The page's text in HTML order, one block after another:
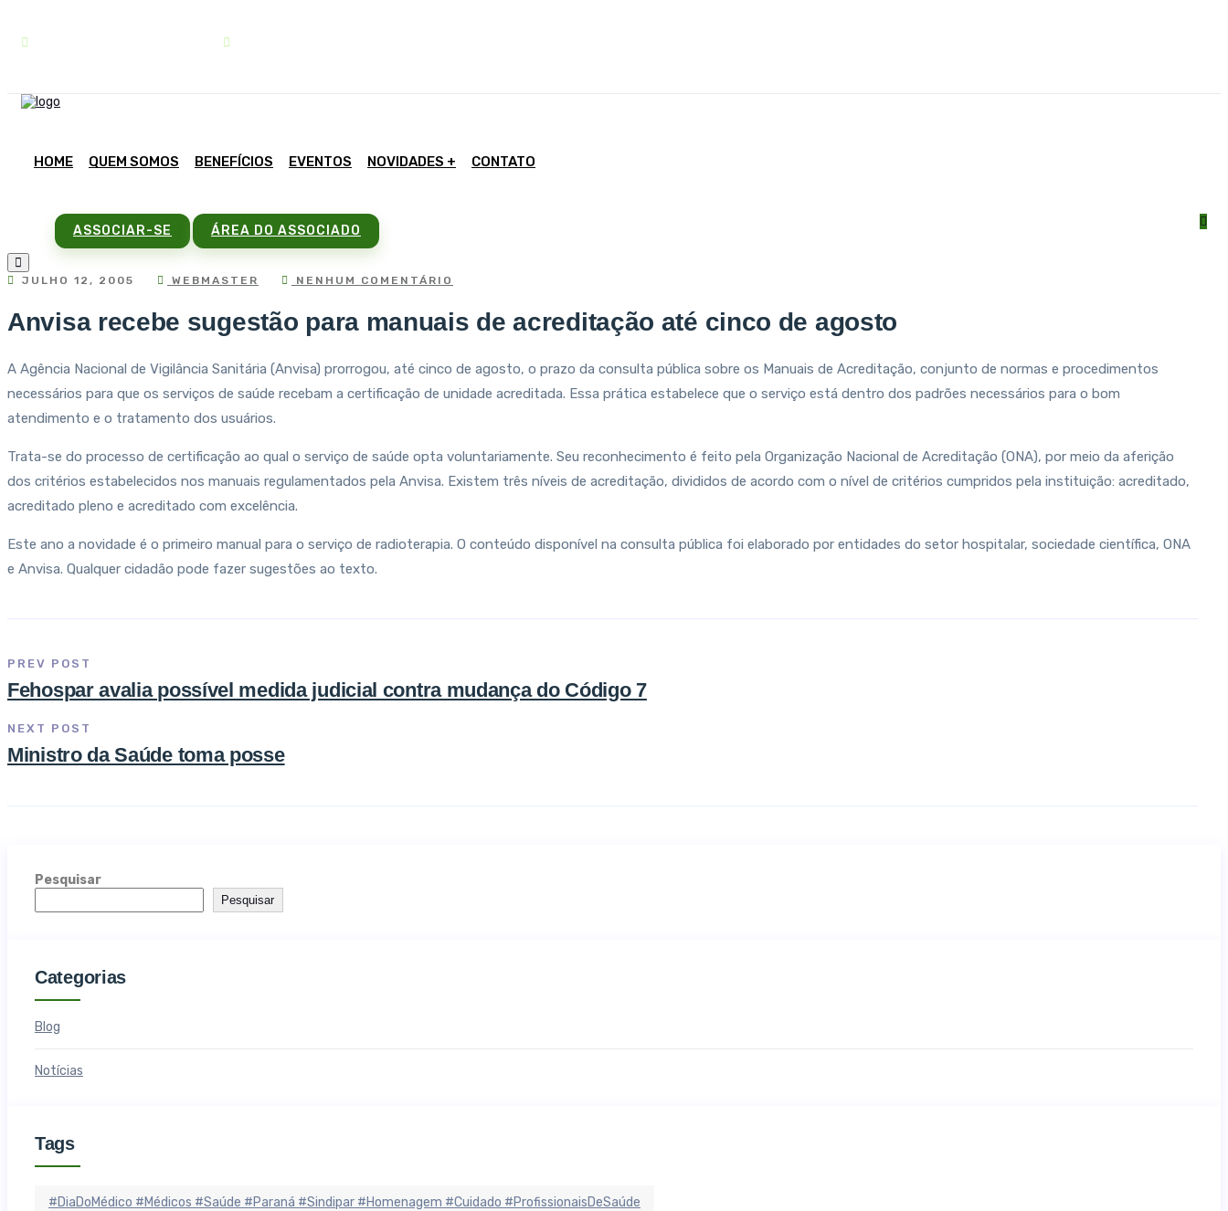
HOME QUEM SOMOS BENEFÍCIOS EVENTOS NOVIDADES CONTATO
ASSOCIAR-SE ÁREA DO ASSOCIADO
JULHO 12, 2005 WEBMASTER NENHUM COMENTÁRIO
Anvisa recebe sugestão para manuais de acreditação até cinco de agosto
A Agência Nacional de Vigilância Sanitária (Anvisa) prorrogou, até cinco de agosto, o prazo da consulta pública sobre os Manuais de Acreditação, conjunto de normas e procedimentos
necessários para que os serviços de saúde recebam a certificação de unidade acreditada. Essa prática estabelece que o serviço está dentro dos padrões necessários para o bom
atendimento e o tratamento dos usuários.
Trata-se do processo de certificação ao qual o serviço de saúde opta voluntariamente. Seu reconhecimento é feito pela Organização Nacional de Acreditação (ONA), por meio da aferição
dos critérios estabelecidos nos manuais regulamentados pela Anvisa. Existem três níveis de acreditação, divididos de acordo com o nível de critérios cumpridos pela instituição: acreditado,
acreditado pleno e acreditado com excelência.
Este ano a novidade é o primeiro manual para o serviço de radioterapia. O conteúdo disponível na consulta pública foi elaborado por entidades do setor hospitalar, sociedade científica, ONA
e Anvisa. Qualquer cidadão pode fazer sugestões ao texto.
PREV POST
Fehospar avalia possível medida judicial contra mudança do Código 7
NEXT POST
Ministro da Saúde toma posse
Pesquisar
Pesquisar
Categorias
Blog
Notícias
Tags
#DiaDoMédico #Médicos #Saúde #Paraná #Sindipar #Homenagem #Cuidado #ProfissionaisDeSaúde